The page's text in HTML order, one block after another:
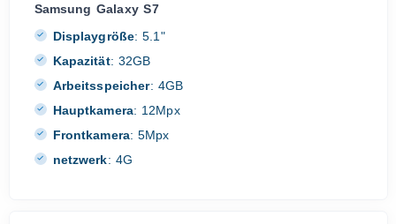
Samsung Galaxy S7
Displaygröße: 5.1"
Kapazität: 32GB
Arbeitsspeicher: 4GB
Hauptkamera: 12Mpx
Frontkamera: 5Mpx
netzwerk: 4G